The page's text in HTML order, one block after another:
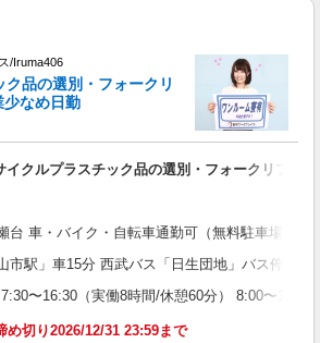
/Iruma406
ク品の選別・フォークリ
少なめ日勤
イクルプラスチック品の選別・フォークリフト/
台 車・バイク・自転車通勤可（無料駐車場有
市駅」車15分 西武バス「日生団地」バス停下車
7:30〜16:30（実働8時間/休憩60分） 8:00〜
め切り2026/12/31 23:59まで